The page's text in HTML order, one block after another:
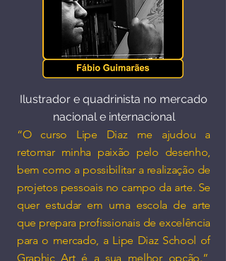
Ilustrador e quadrinista no mercado
nacional e internacional​
“O curso Lipe Diaz me ajudou a
retomar minha paixão pelo desenho,
bem como a possibilitar a realização de
projetos pessoais no campo da arte. Se
quer estudar em uma escola de arte
que prepara profissionais de excelência
para o mercado, a Lipe Diaz School of
Graphic Art é a sua melhor opção.”